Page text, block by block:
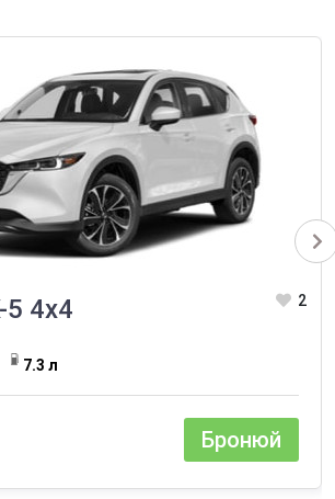
5 4х4 2
7.3 л
Бронюй